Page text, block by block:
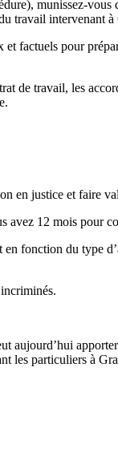
munissez-vous
travail intervenant à
factuels pour
de travail, les
en justice et faire
avez 12 mois pour
fonction du type
aujourd’hui
les particuliers à